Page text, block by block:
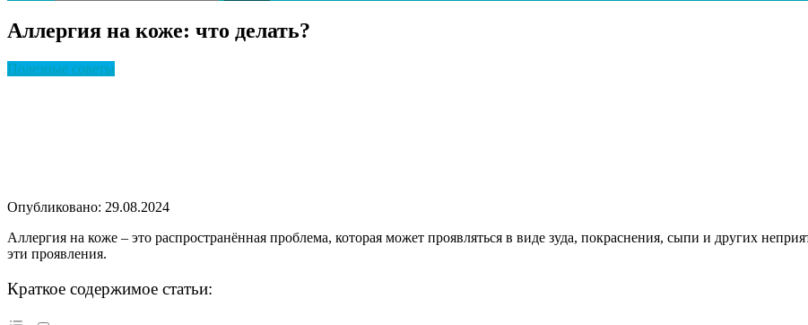
Аллергия на коже: что делать?
Полезные советы
Опубликовано: 29.08.2024
Аллергия на коже – это распространённая проблема, которая может проявляться в виде зуда, покраснения, сыпи и других
эти проявления.
Краткое содержимое статьи: